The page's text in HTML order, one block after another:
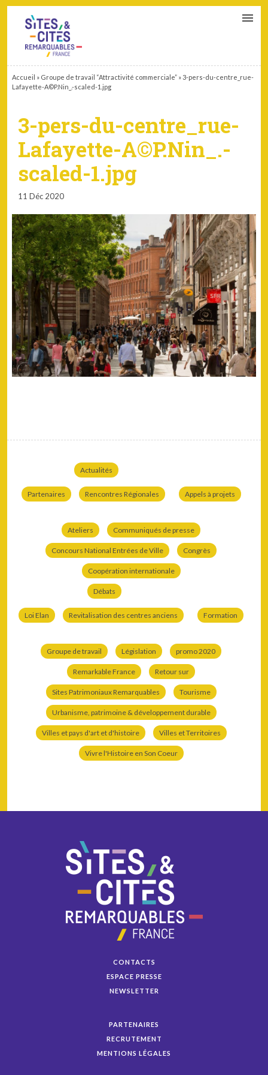
Accueil » Groupe de travail “Attractivité commerciale” »3-pers-du-centre_rue-
Lafayette-A©P.Nin_.-scaled-1.jpg
3-pers-du-centre_rue-
Lafayette-A©P.Nin_.-
scaled-1.jpg
11 Déc 2020
Actualités
Partenaires Rencontres Régionales Appels à projets
Ateliers Communiqués de presse
Concours National Entrées de Ville Congrès
Coopération internationale
Débats
Loi Elan Revitalisation des centres anciens Formation
Groupe de travail Législation promo 2020
Remarkable France Retour sur
Sites Patrimoniaux Remarquables Tourisme
Urbanisme, patrimoine & développement durable
Villes et pays d'art et d'histoire Villes et Territoires
Vivre l'Histoire en Son Coeur
CONTACTS
ESPACE PRESSE
NEWSLETTER
PARTENAIRES
RECRUTEMENT
MENTIONS LÉGALES